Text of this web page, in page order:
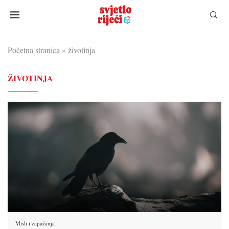
Početna stranica » životinja
ŽIVOTINJA
Misli i zapažanja